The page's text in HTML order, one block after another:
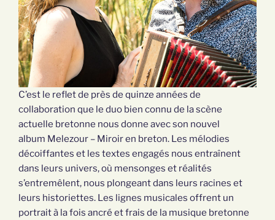
C’est le reflet de près de quinze années de
collaboration que le duo bien connu de la scène
actuelle bretonne nous donne avec son nouvel
album Melezour – Miroir en breton. Les mélodies
décoiffantes et les textes engagés nous entraînent
dans leurs univers, où mensonges et réalités
s’entremêlent, nous plongeant dans leurs racines et
leurs historiettes. Les lignes musicales offrent un
portrait à la fois ancré et frais de la musique bretonne